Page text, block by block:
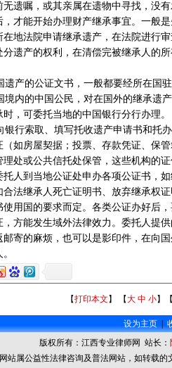
无遗嘱，或其亲属在遗物中寻找，没
，才能开始办理财产继承事宜。一般
在地法院申请继承遗产，在法院进行
分遗产的权利，在清偿完被继承人的
产的公证文书，一般都要经所在国
内的中国公民，对在国外的继承遗
，可委托当地的中国银行分行办理。
行索取、填写托收遗产申请书和托
（如房屋契据；投票、存款凭证、保
理处或公共信托处保管，这些机构的
托人到当地公证处申办各项公证书，
合法继承人死亡证明书、放弃继承权
使用国的要求而定。各类公证办好后
，方能发生域外法律效力。委托人提
邮寄的麻烦，也可以是影印件，在向
【打印本文 】 【大 中 小】
设为主页
版权所有：江西专业律师网 站长：
站属公益性法律咨询及普法网站，如转载